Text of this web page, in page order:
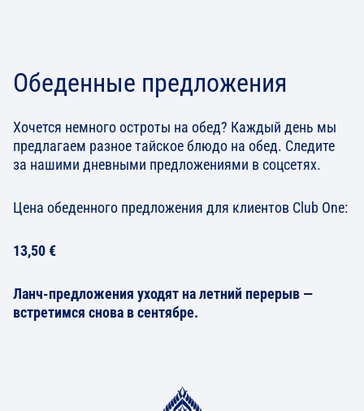
Обеденные предложения
Хочется немного остроты на обед? Каждый день мы
предлагаем разное тайское блюдо на обед. Следите
за нашими дневными предложениями в соцсетях.
Цена обеденного предложения для клиентов Club One:
13,50 €
Ланч-предложения уходят на летний перерыв —
встретимся снова в сентябре.